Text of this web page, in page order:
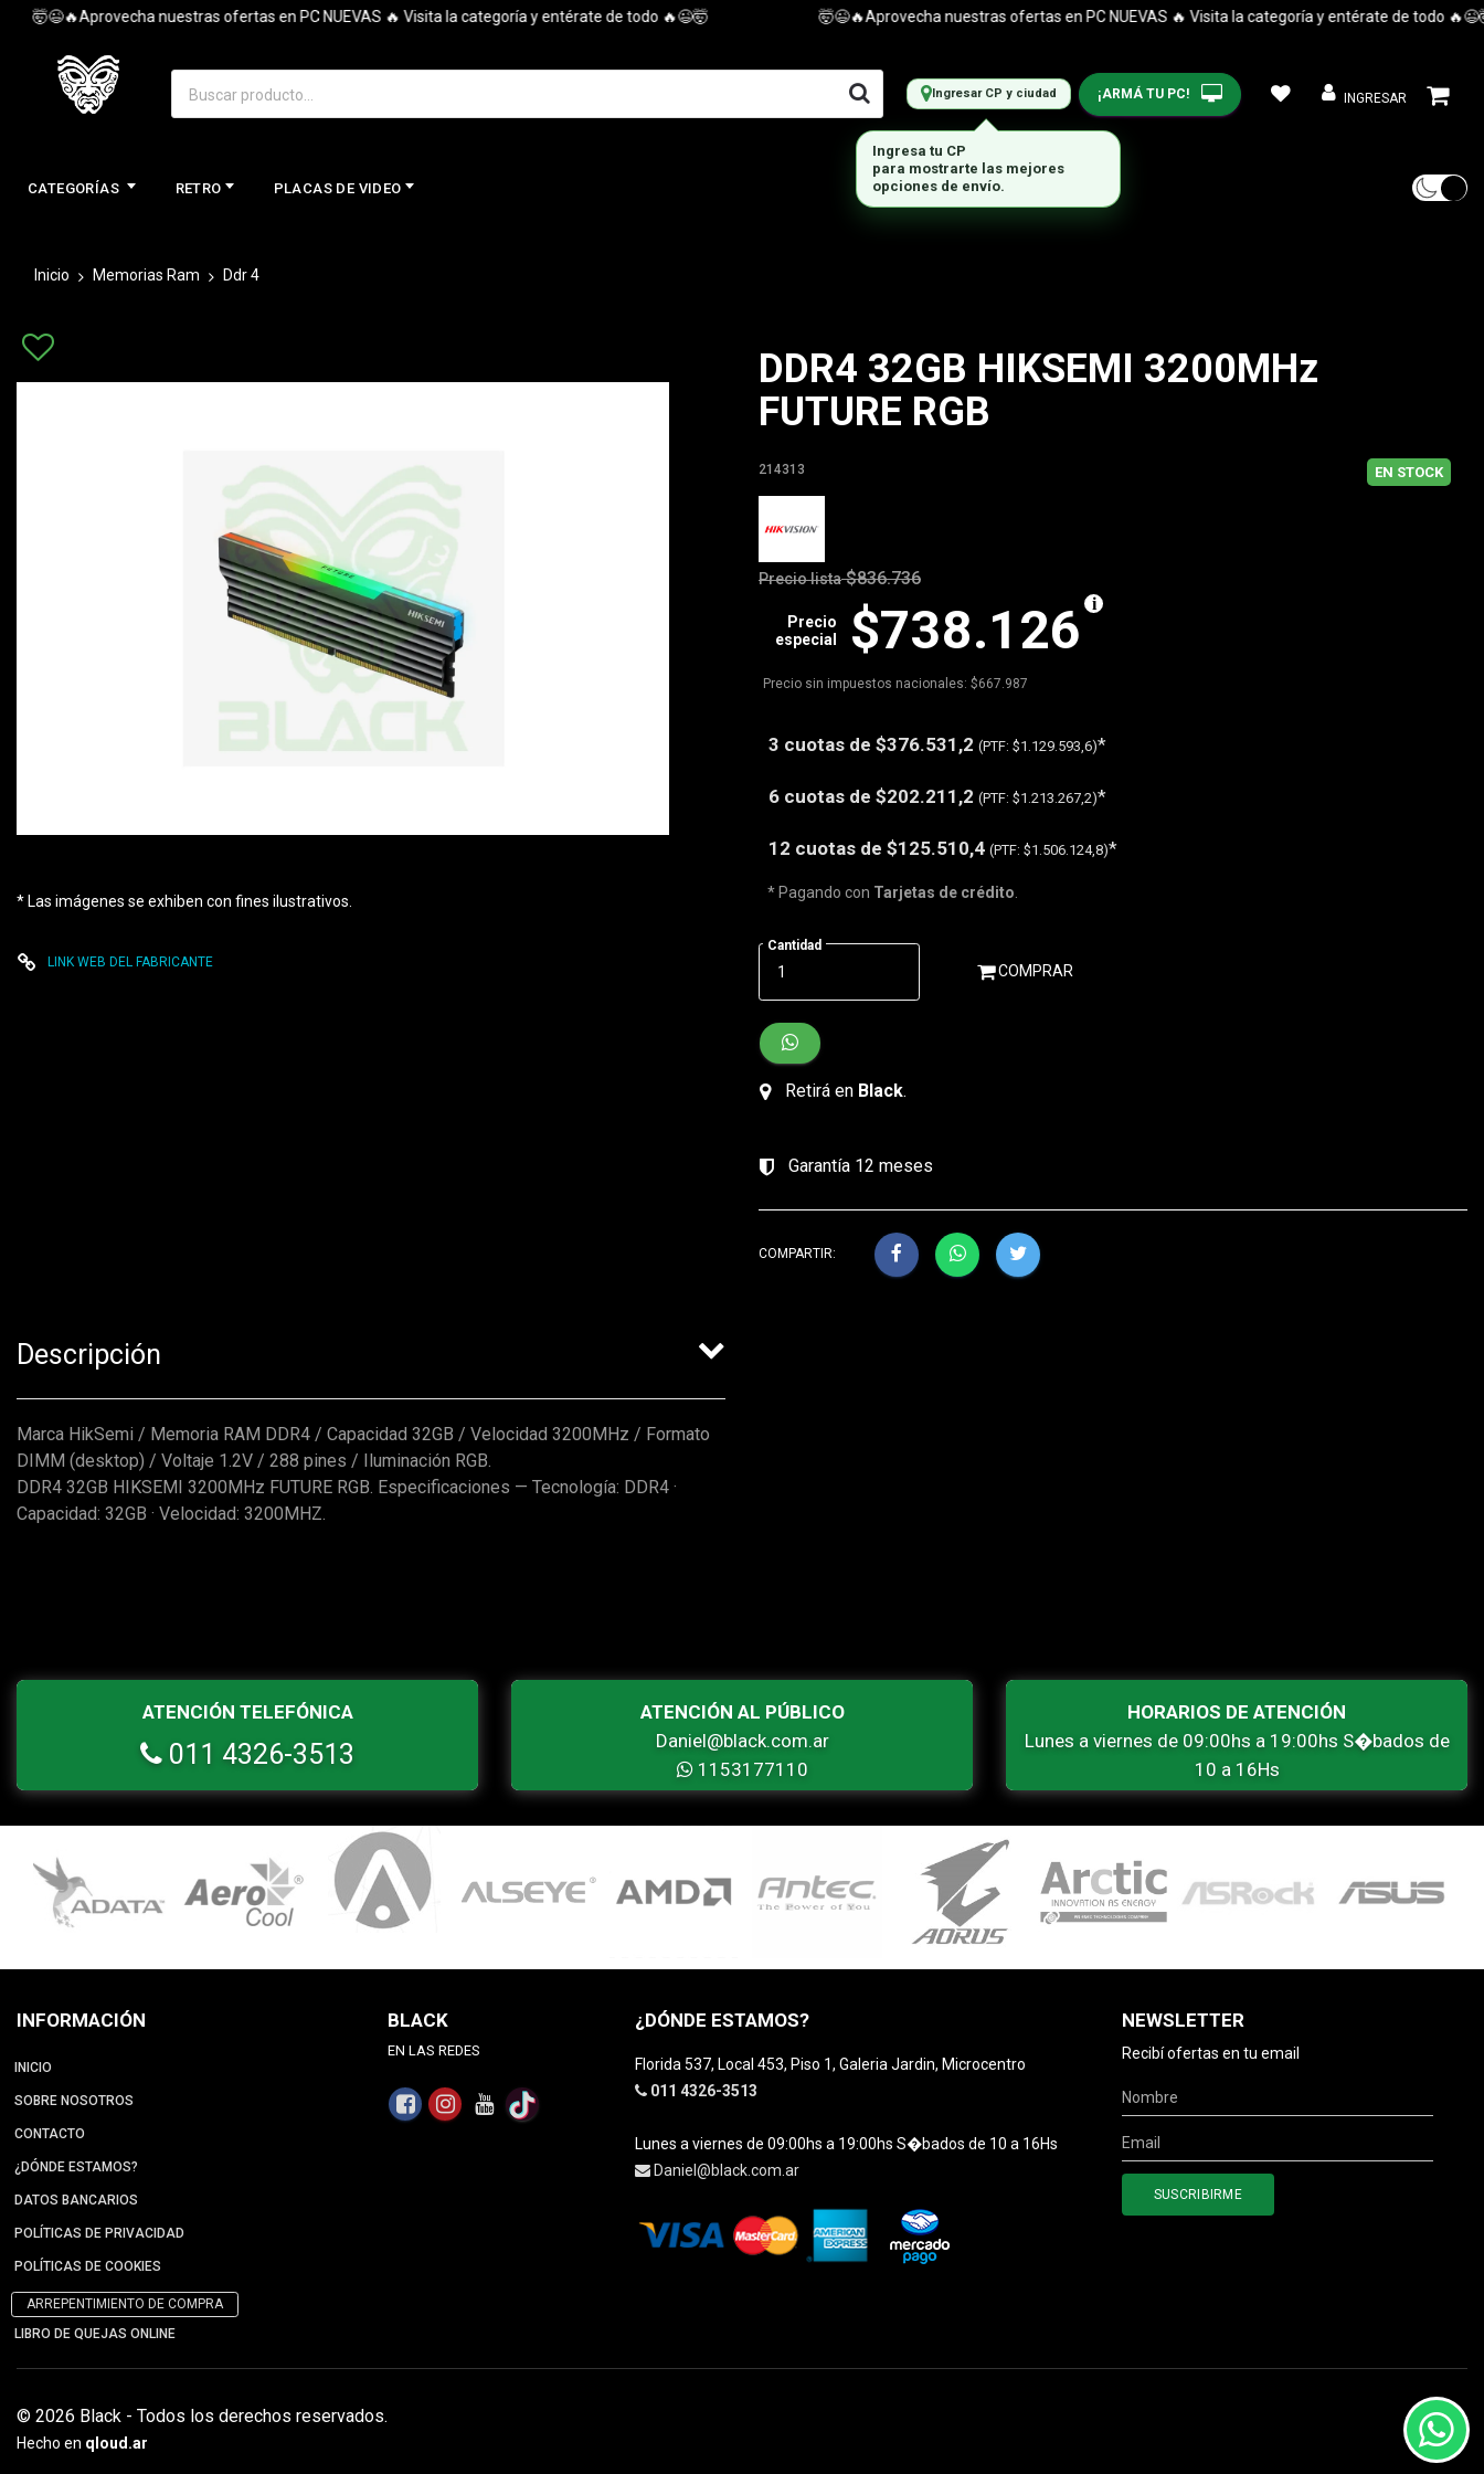
🤯😉🔥Aprovecha nuestras ofertas en PC NUEVAS 🔥 Visita la categoría y entérate de todo 🔥😉🤯 🤯😉🔥Aprovecha nuestras ofertas en PC NUEVAS 🔥 Visita la categoría y entérate de todo 🔥😉🤯
Ingresar CP y ciudad ¡ARMÁ TU PC! INGRESAR
CATEGORÍAS RETRO PLACAS DE VIDEO
Inicio Memorias Ram Ddr 4
* Las imágenes se exhiben con fines ilustrativos.
LINK WEB DEL FABRICANTE
DDR4 32GB HIKSEMI 3200MHz
FUTURE RGB
214313 EN STOCK
Precio lista $836.736
$738.126
Precio
especial
Precio sin impuestos nacionales: $667.987
3 cuotas de $376.531,2 (PTF: $1.129.593,6)*
6 cuotas de $202.211,2 (PTF: $1.213.267,2)*
12 cuotas de $125.510,4 (PTF: $1.506.124,8)*
* Pagando con Tarjetas de crédito
Cantidad
COMPRAR
Retirá en Black.
Garantía 12 meses
COMPARTIR:
Descripción
Marca HikSemi / Memoria RAM DDR4 / Capacidad 32GB / Velocidad 3200MHz / Formato
DIMM (desktop) / Voltaje 1.2V / 288 pines / Iluminación RGB.
DDR4 32GB HIKSEMI 3200MHz FUTURE RGB. Especificaciones — Tecnología: DDR4 ·
Capacidad: 32GB · Velocidad: 3200MHZ.
ATENCIÓN TELEFÓNICA
011 4326-3513
ATENCIÓN AL PÚBLICO
Daniel@black.com.ar
1153177110
HORARIOS DE ATENCIÓN
Lunes a viernes de 09:00hs a 19:00hs S�bados de
10 a 16Hs
INFORMACIÓN
INICIO
SOBRE NOSOTROS
CONTACTO
¿DÓNDE ESTAMOS?
DATOS BANCARIOS
POLÍTICAS DE PRIVACIDAD
POLÍTICAS DE COOKIES
ARREPENTIMIENTO DE COMPRA
LIBRO DE QUEJAS ONLINE
BLACK
EN LAS REDES
¿DÓNDE ESTAMOS?
Florida 537, Local 453, Piso 1, Galeria Jardin, Microcentro
011 4326-3513
Lunes a viernes de 09:00hs a 19:00hs S�bados de 10 a 16Hs
Daniel@black.com.ar
NEWSLETTER
Recibí ofertas en tu email
© 2026 Black - Todos los derechos reservados.
Hecho en qloud.ar